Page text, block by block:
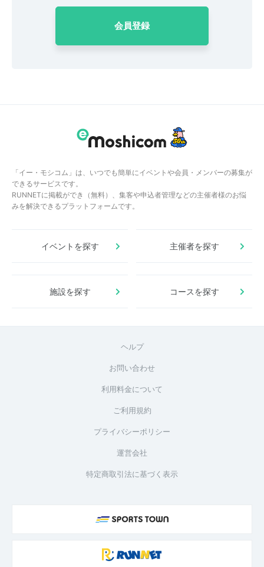
会員登録
「イー・モシコム」は、いつでも簡単にイベントや会員・メンバーの募集が
できるサービスです。
RUNNETに掲載ができ（無料）、集客や申込者管理などの主催者様のお悩
みを解決できるプラットフォームです。
イベントを探す 主催者を探す
施設を探す コースを探す
ヘルプ
お問い合わせ
利用料金について
ご利用規約
プライバシーポリシー
運営会社
特定商取引法に基づく表示